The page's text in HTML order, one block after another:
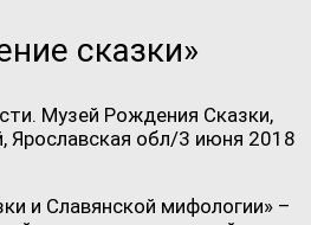
сказки»
и Славянской мифологии» –